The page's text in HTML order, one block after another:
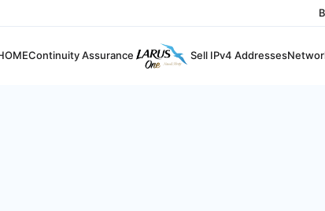
Continuity Assurance Sell IPv4 Addresses